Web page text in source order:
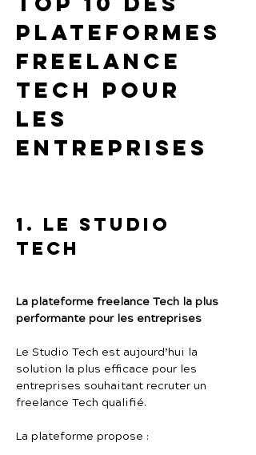
plateformes
freelance
Tech pour
les
entreprises
1. Le Studio
Tech
La plateforme freelance Tech la plus
performante pour les entreprises
Le Studio Tech est aujourd’hui la
solution la plus efficace pour les
entreprises souhaitant recruter un
freelance Tech qualifié.
La plateforme propose :